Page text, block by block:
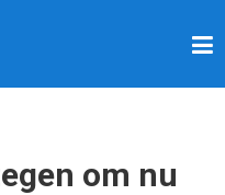
om nu